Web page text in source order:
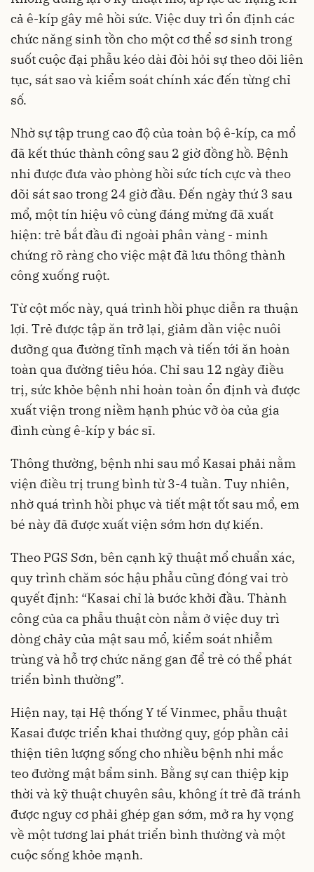
cả ê-kíp gây mê hồi sức. Việc duy trì ổn định các
chức năng sinh tồn cho một cơ thể sơ sinh trong
suốt cuộc đại phẫu kéo dài đòi hỏi sự theo dõi liên
tục, sát sao và kiểm soát chính xác đến từng chỉ
số.
Nhờ sự tập trung cao độ của toàn bộ ê-kíp, ca mổ
đã kết thúc thành công sau 2 giờ đồng hồ. Bệnh
nhi được đưa vào phòng hồi sức tích cực và theo
dõi sát sao trong 24 giờ đầu. Đến ngày thứ 3 sau
mổ, một tín hiệu vô cùng đáng mừng đã xuất
hiện: trẻ bắt đầu đi ngoài phân vàng - minh
chứng rõ ràng cho việc mật đã lưu thông thành
công xuống ruột.
Từ cột mốc này, quá trình hồi phục diễn ra thuận
lợi. Trẻ được tập ăn trở lại, giảm dần việc nuôi
dưỡng qua đường tĩnh mạch và tiến tới ăn hoàn
toàn qua đường tiêu hóa. Chỉ sau 12 ngày điều
trị, sức khỏe bệnh nhi hoàn toàn ổn định và được
xuất viện trong niềm hạnh phúc vỡ òa của gia
đình cùng ê-kíp y bác sĩ.
Thông thường, bệnh nhi sau mổ Kasai phải nằm
viện điều trị trung bình từ 3-4 tuần. Tuy nhiên,
nhờ quá trình hồi phục và tiết mật tốt sau mổ, em
bé này đã được xuất viện sớm hơn dự kiến.
Theo PGS Sơn, bên cạnh kỹ thuật mổ chuẩn xác,
quy trình chăm sóc hậu phẫu cũng đóng vai trò
quyết định: “Kasai chỉ là bước khởi đầu. Thành
công của ca phẫu thuật còn nằm ở việc duy trì
dòng chảy của mật sau mổ, kiểm soát nhiễm
trùng và hỗ trợ chức năng gan để trẻ có thể phát
triển bình thường”.
Hiện nay, tại Hệ thống Y tế Vinmec, phẫu thuật
Kasai được triển khai thường quy, góp phần cải
thiện tiên lượng sống cho nhiều bệnh nhi mắc
teo đường mật bẩm sinh. Bằng sự can thiệp kịp
thời và kỹ thuật chuyên sâu, không ít trẻ đã tránh
được nguy cơ phải ghép gan sớm, mở ra hy vọng
về một tương lai phát triển bình thường và một
cuộc sống khỏe mạnh.